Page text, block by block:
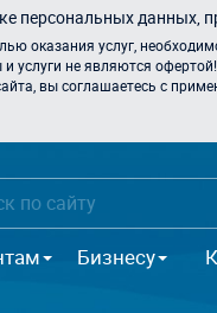
персональных данных,
оказания услуг,
услуги не являются
вы соглашаетесь с
Бизнесу